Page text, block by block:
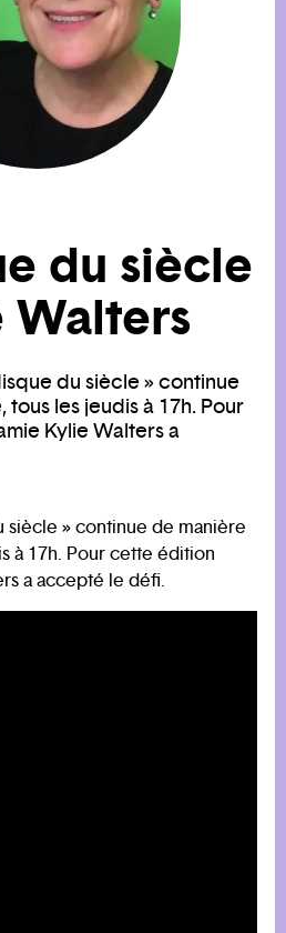
du siècle
Walters
du siècle » continue
les jeudis à 17h. Pour
Kylie Walters a
siècle » continue de manière
à 17h. Pour cette édition
a accepté le défi.